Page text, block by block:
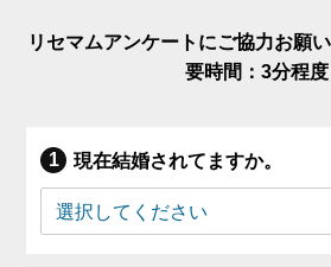
リセマムアンケートにご協力お願
要時間：3分程度
現在結婚されてますか。